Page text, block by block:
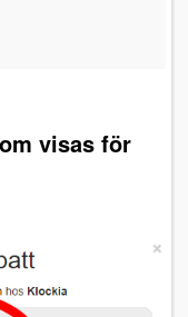
visas för